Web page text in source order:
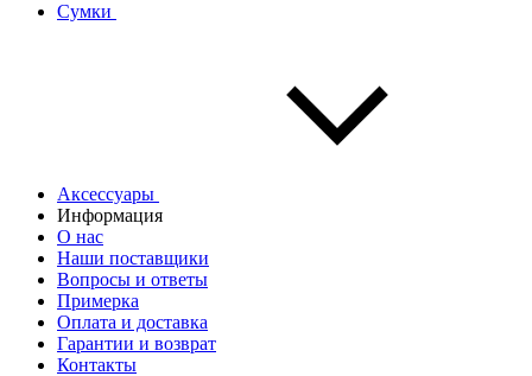
Сумки
Аксессуары
Информация
О нас
Наши поставщики
Вопросы и ответы
Примерка
Оплата и доставка
Гарантии и возврат
Контакты